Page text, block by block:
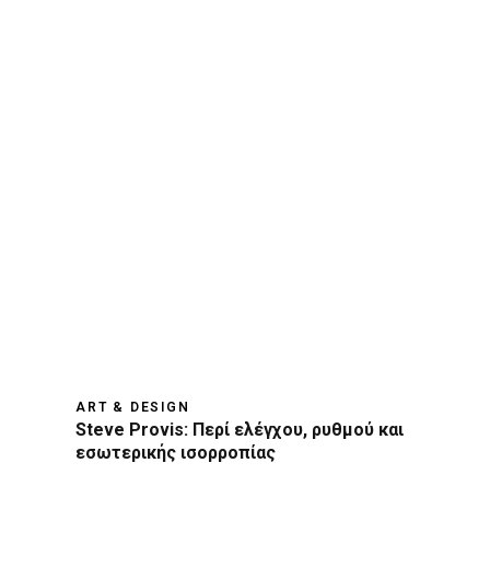
ART & DESIGN
Steve Provis: Περί ελέγχου, ρυθμού και
εσωτερικής ισορροπίας